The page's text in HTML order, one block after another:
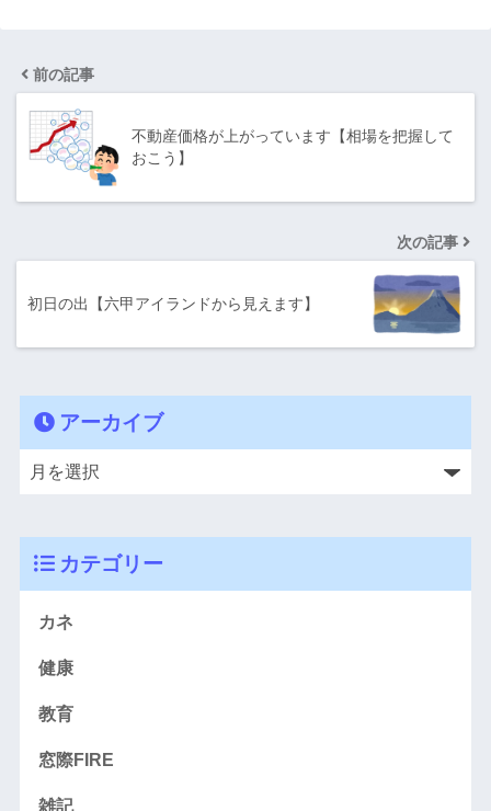
前の記事
不動産価格が上がっています【相場を把握して
おこう】
次の記事
初日の出【六甲アイランドから見えます】
アーカイブ
カテゴリー
カネ
健康
教育
窓際FIRE
雑記